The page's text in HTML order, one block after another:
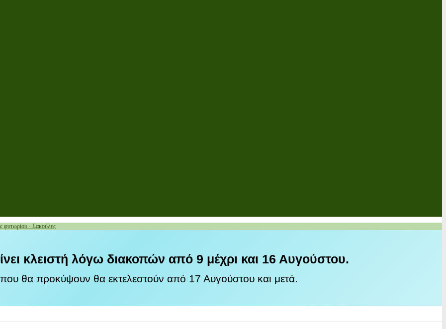
φυτωρίου - Σακούλες
κλειστή λόγω διακοπών από 9 μέχρι και 16 Αυγούστου.
που θα προκύψουν θα εκτελεστούν από 17 Αυγούστου και μετά.